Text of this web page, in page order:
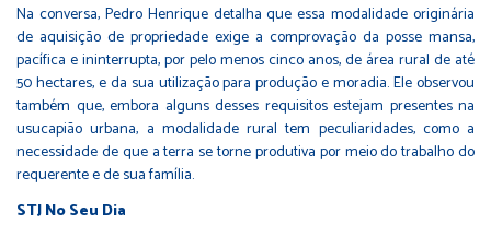
Na conversa, Pedro Henrique detalha que essa modalidade originária
de aquisição de propriedade exige a comprovação da posse mansa,
pacífica e ininterrupta, por pelo menos cinco anos, de área rural de até
50 hectares, e da sua utilização para produção e moradia. Ele observou
também que, embora alguns desses requisitos estejam presentes na
usucapião urbana, a modalidade rural tem peculiaridades, como a
necessidade de que a terra se torne produtiva por meio do trabalho do
requerente e de sua família.
STJ No Seu Dia